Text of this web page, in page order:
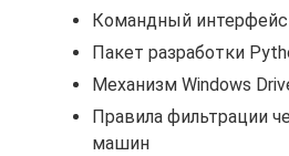
Командный интерфейс
Пакет разработки
Механизм Windows
Правила фильтрации
машин